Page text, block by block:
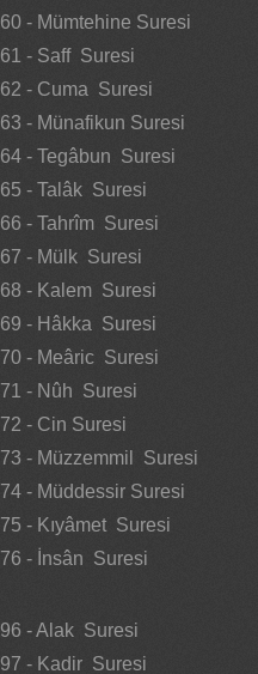
60 - Mümtehine Suresi
61 - Saff Suresi
62 - Cuma Suresi
63 - Münafikun Suresi
64 - Tegâbun Suresi
65 - Talâk Suresi
66 - Tahrîm Suresi
67 - Mülk Suresi
68 - Kalem Suresi
69 - Hâkka Suresi
70 - Meâric Suresi
71 - Nûh Suresi
72 - Cin Suresi
73 - Müzzemmil Suresi
74 - Müddessir Suresi
75 - Kıyâmet Suresi
76 - İnsân Suresi
96 - Alak Suresi
97 - Kadir Suresi